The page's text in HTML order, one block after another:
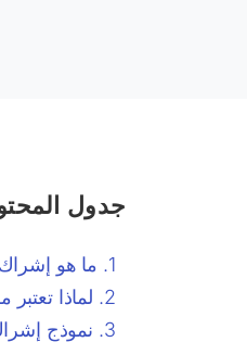
جدول
ما هو إشراك
لماذا
نموذج